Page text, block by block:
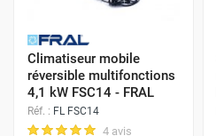
Climatiseur mobile
réversible multifonctions
4,1 kW FSC14 - FRAL
Réf. : FL FSC14
4 avis